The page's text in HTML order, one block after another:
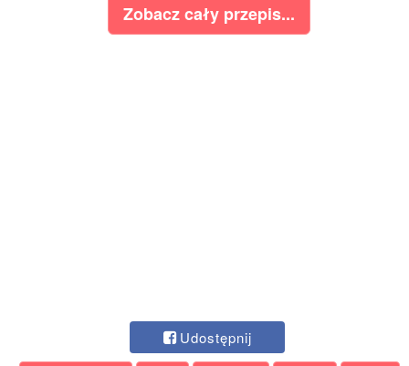
Zobacz cały przepis...
Udostępnij